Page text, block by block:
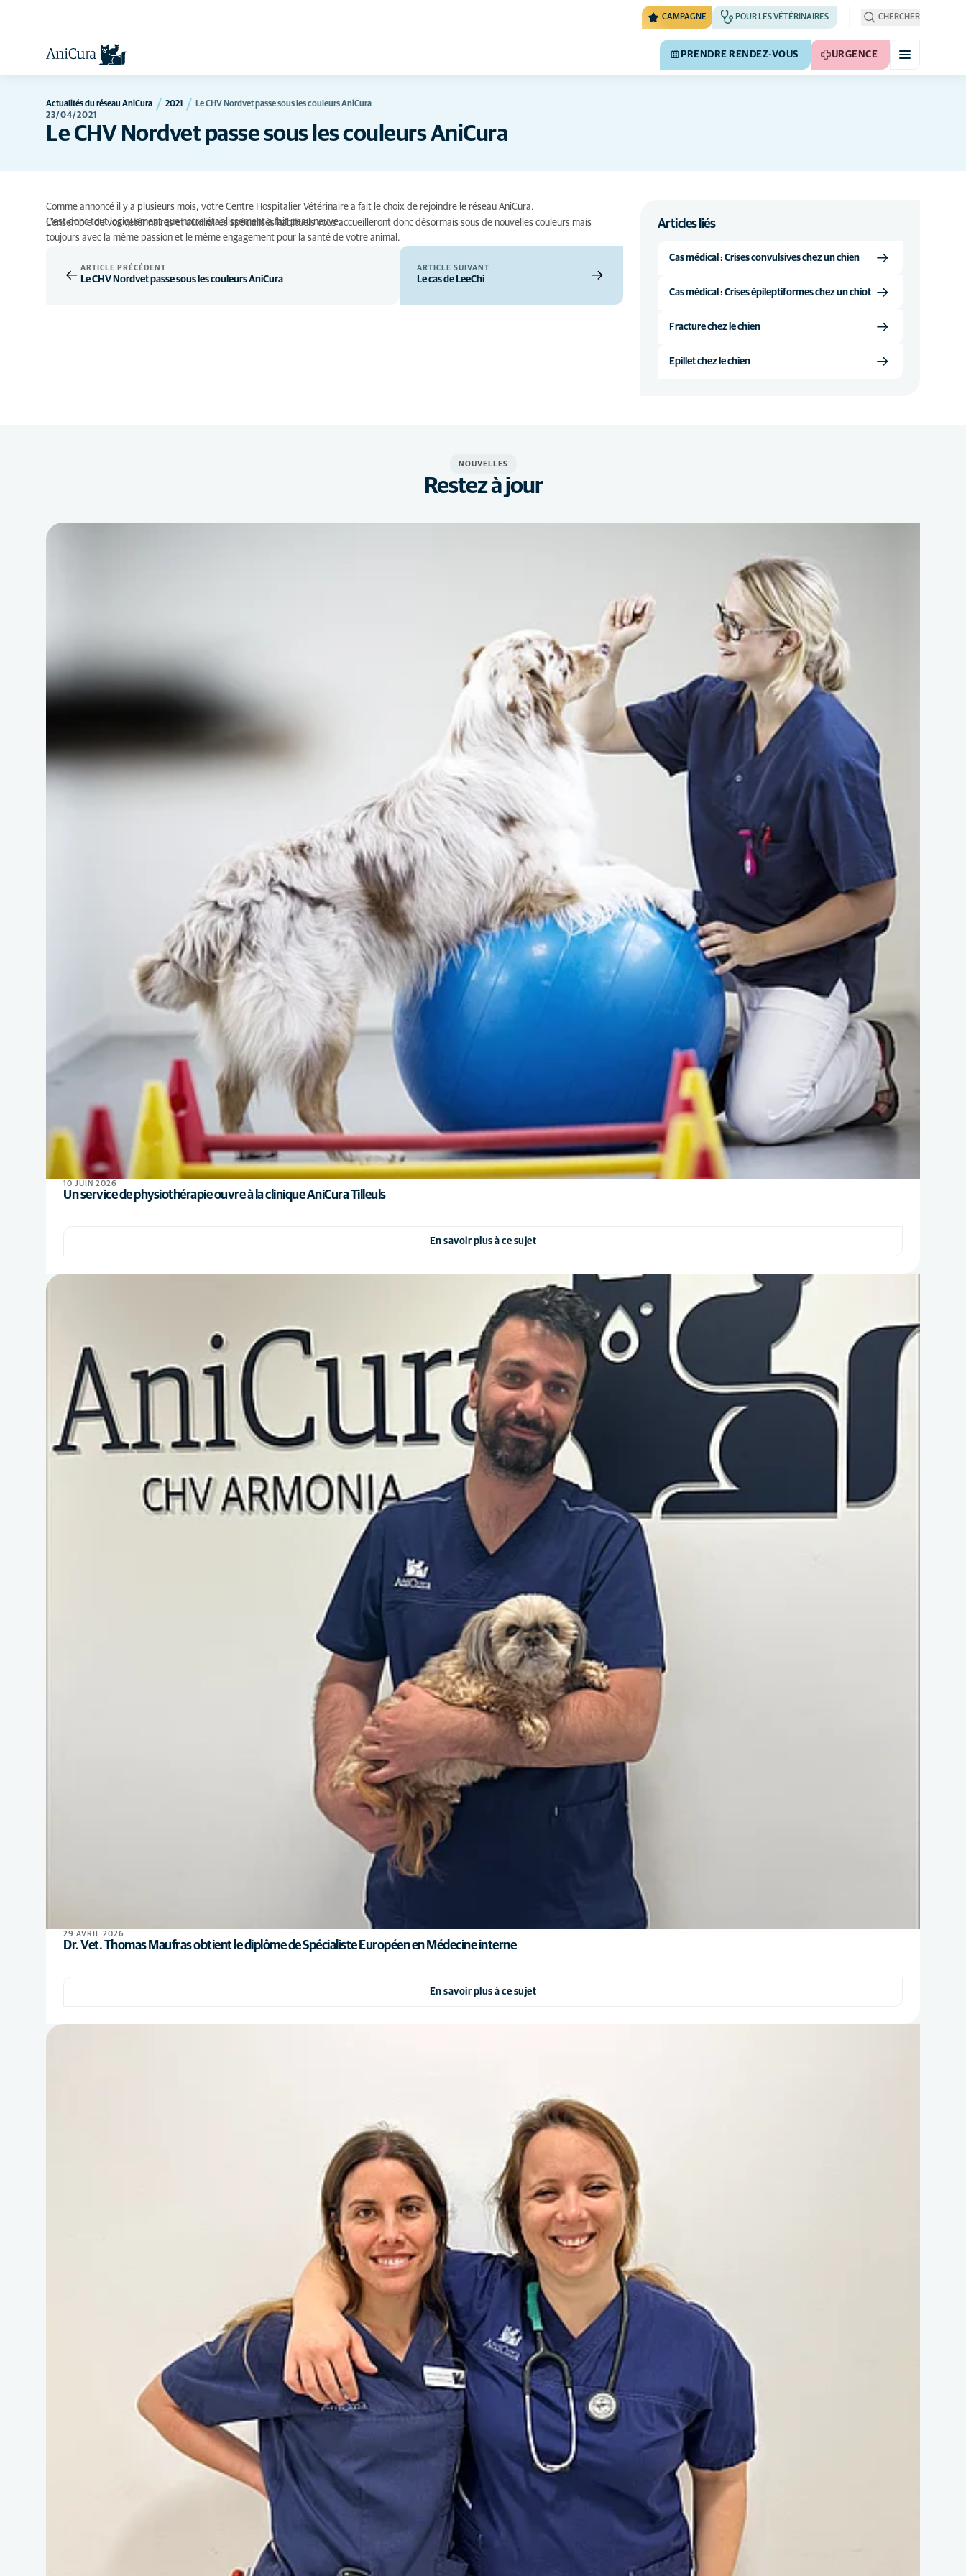
CAMPAGNE POUR LES VÉTÉRINAIRES CHERCHER
PRENDRE RENDEZ-VOUS URGENCE
Actualités du réseau AniCura 2021
Le CHV Nordvet passe sous les couleurs AniCura
23/04/2021
Le CHV Nordvet passe sous les couleurs AniCura
Comme annoncé il y a plusieurs mois, votre Centre Hospitalier Vétérinaire a fait le choix de rejoindre le réseau AniCura.
C'est donc tout logiquement que notre établissement a fait peau neuve.
L'ensemble de vos vétérinaires et auxiliaires spécialisés habituels vous accueilleront donc désormais sous de nouvelles couleurs mais
toujours avec la même passion et le même engagement pour la santé de votre animal.
ARTICLE PRÉCÉDENT
Le CHV Nordvet passe sous les couleurs AniCura
ARTICLE SUIVANT
Le cas de LeeChi
Articles liés
Cas médical : Crises convulsives chez un chien
Cas médical : Crises épileptiformes chez un chiot
Fracture chez le chien
Epillet chez le chien
NOUVELLES
Restez à jour
10 JUIN 2026
Un service de physiothérapie ouvre à la clinique AniCura Tilleuls
En savoir plus à ce sujet
29 AVRIL 2026
Dr. Vet. Thomas Maufras obtient le diplôme de Spécialiste Européen en Médecine interne
En savoir plus à ce sujet